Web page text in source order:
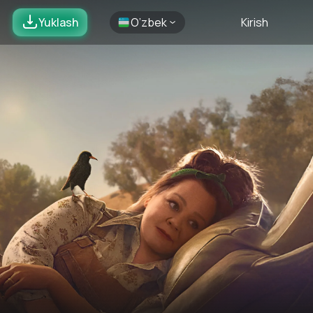
Yuklash O’zbek Kirish